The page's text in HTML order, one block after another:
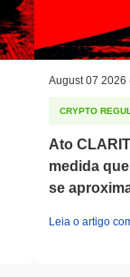
August 07 2026
CRYPTO
Ato
medida
se
Leia o artigo